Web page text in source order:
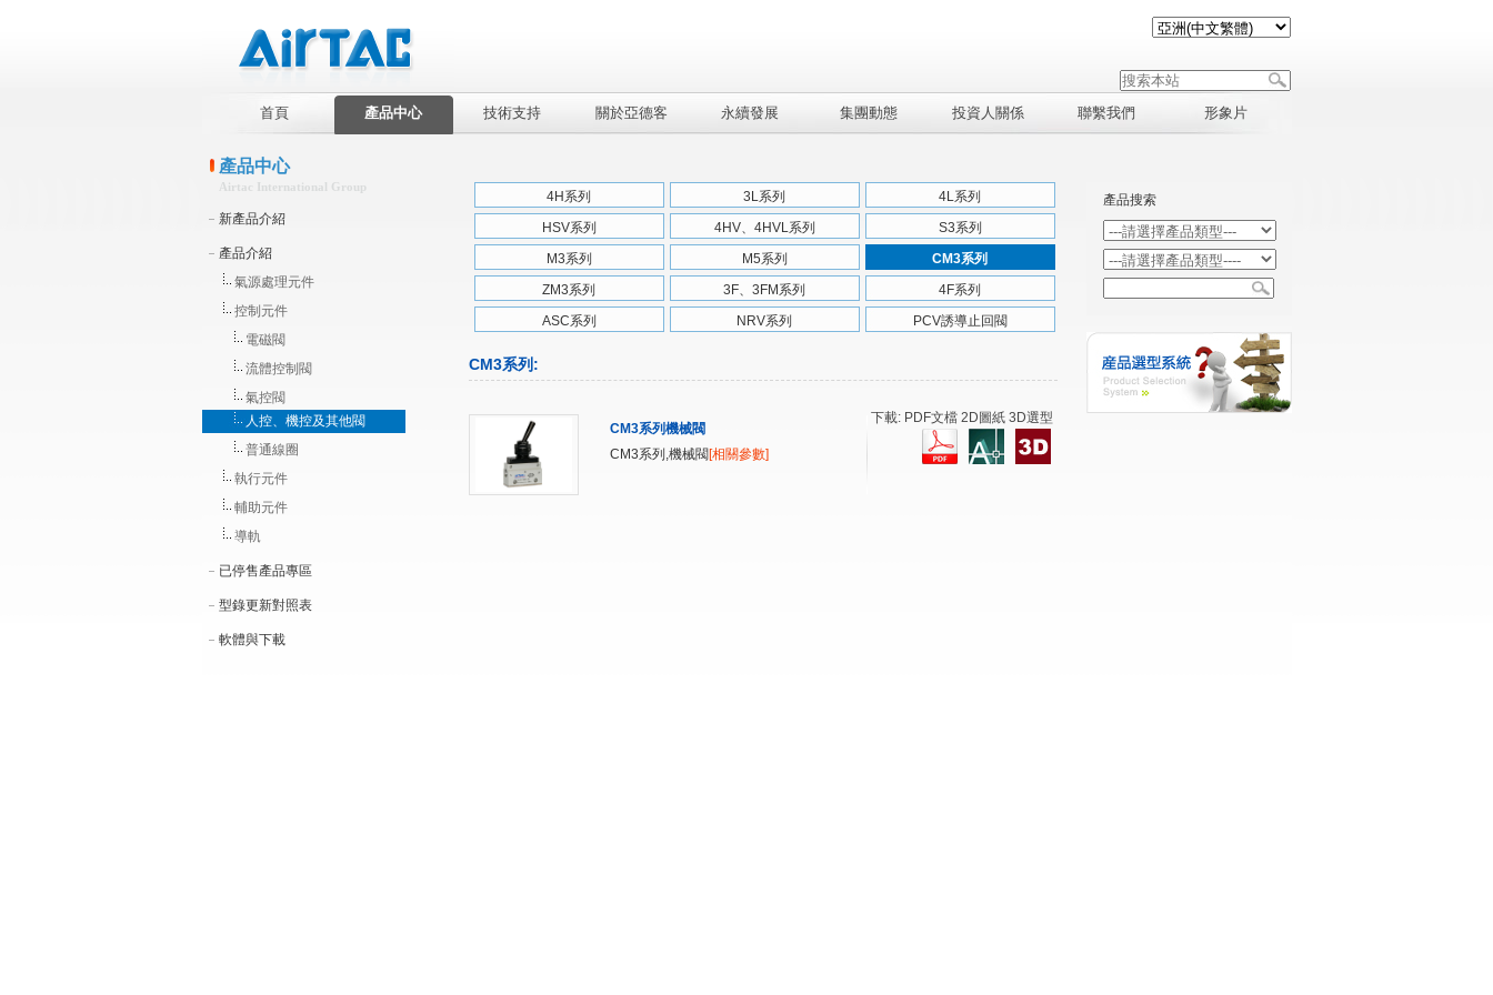
首頁 產品中心 技術支持 關於亞德客 永續發展 集團動態 投資人關係 聯繫我們 形象片
產品中心
Airtac International Group
新產品介紹
產品介紹
氣源處理元件
控制元件
電磁閥
流體控制閥
氣控閥
人控、機控及其他閥
普通線圈
執行元件
輔助元件
導軌
已停售產品專區
型錄更新對照表
軟體與下載
4H系列 3L系列
4L系列
HSV系列
4HV、4HVL系列
S3系列
M3系列
M5系列
CM3系列
ZM3系列
3F、3FM系列
4F系列
ASC系列
NRV系列 PCV誘導止回閥
CM3系列 :
CM3系列機械閥
CM3系列,機械閥[相關參數]
下載: PDF文檔 2D圖紙 3D選型
產品搜索